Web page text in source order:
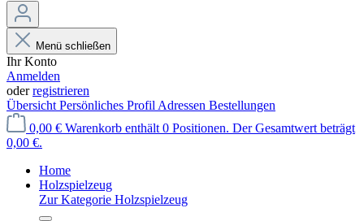
Menü schließen
Ihr Konto
Anmelden
oderregistrieren
Übersicht Persönliches Profil Adressen Bestellungen
0,00 € Warenkorb enthält 0 Positionen. Der Gesamtwert beträgt
0,00 €.
Home
Holzspielzeug
Zur Kategorie Holzspielzeug